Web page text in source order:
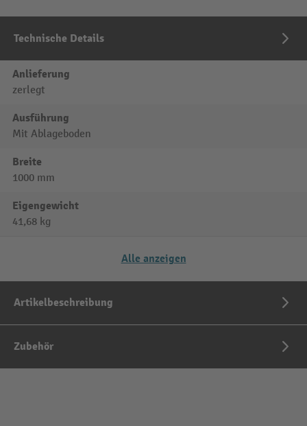
Technische Details
Anlieferung
zerlegt
Ausführung
Mit Ablageboden
Breite
1000 mm
Eigengewicht
41,68 kg
Alle anzeigen
Artikelbeschreibung
Zubehör